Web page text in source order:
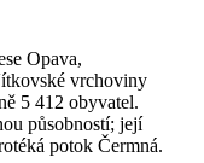
Opava,
vrchoviny
5 412 obyvatel.
působností; její
potok Čermná.